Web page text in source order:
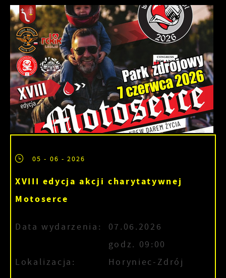
05 - 06 - 2026
XVIII edycja akcji charytatywnej
Motoserce
Data wydarzenia:
07.06.2026
godz. 09:00
Lokalizacja:
Horyniec-Zdrój